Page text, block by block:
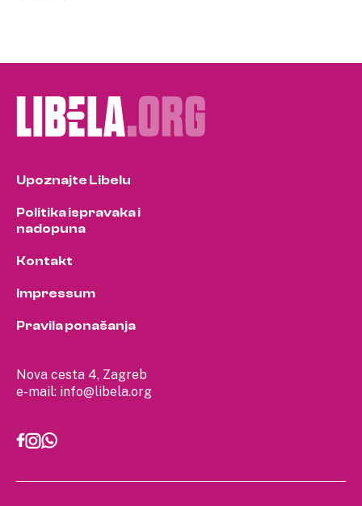
Nova cesta 4, Zagreb
e-mail: info@libela.org
Upoznajte Libelu
Politika ispravaka i
nadopuna
Kontakt
Impressum
Pravila ponašanja